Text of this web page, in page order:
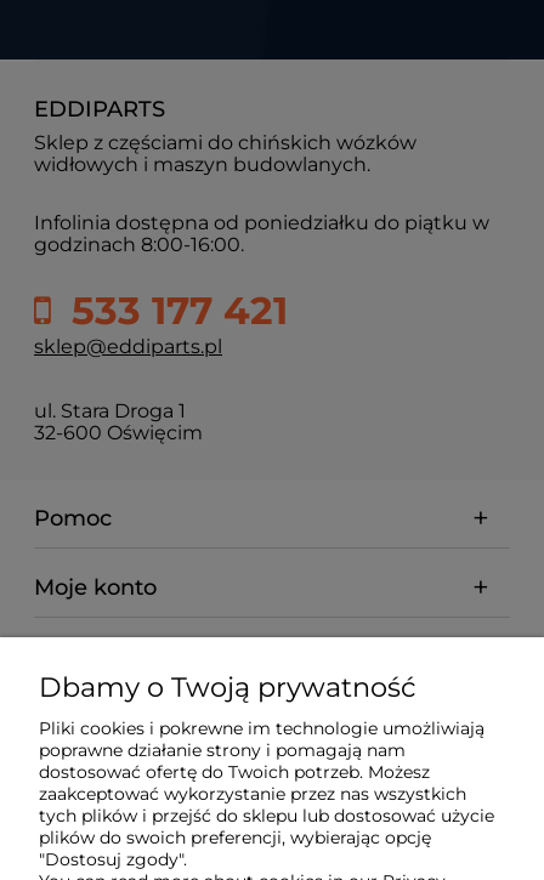
EDDIPARTS
Sklep z częściami do chińskich wózków
widłowych i maszyn budowlanych.
Infolinia dostępna od poniedziałku do piątku w
godzinach 8:00-16:00.
533 177 421
sklep@eddiparts.pl
ul. Stara Droga 1
32-600 Oświęcim
Pomoc
Moje konto
Informacje
O nas
Dbamy o Twoją prywatność
Pliki cookies i pokrewne im technologie umożliwiają
poprawne działanie strony i pomagają nam
dostosować ofertę do Twoich potrzeb. Możesz
zaakceptować wykorzystanie przez nas wszystkich
tych plików i przejść do sklepu lub dostosować użycie
plików do swoich preferencji, wybierając opcję
"Dostosuj zgody".